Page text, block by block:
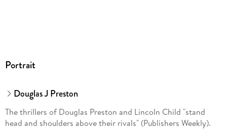
Portrait
Douglas J Preston
The thrillers of Douglas Preston and Lincoln Child "stand
head and shoulders above their rivals" (Publishers Weekly).